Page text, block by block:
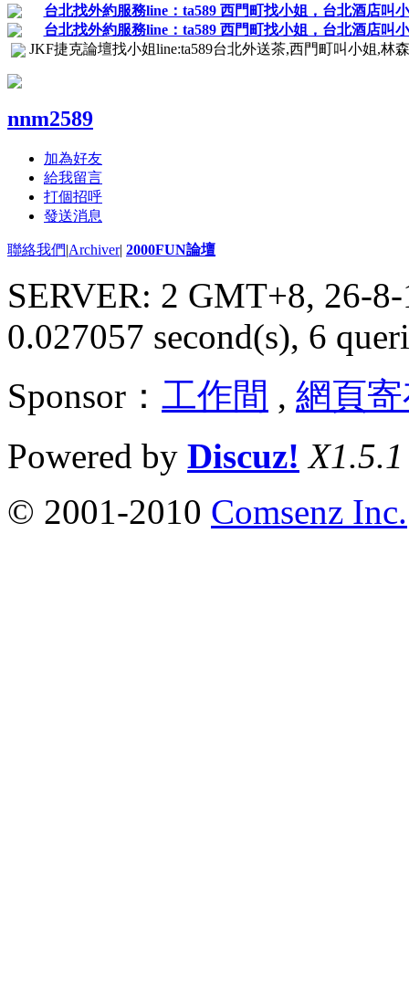
台北找外約服務line：ta589 西門町找小姐，台北酒店叫
台北找外約服務line：ta589 西門町找小姐，台北酒店叫
JKF捷克論壇找小姐line:ta589台北外送茶,西門町叫小姐,
nnm2589
加為好友
給我留言
打個招呼
發送消息
聯絡我們|Archiver| 2000FUN論壇
SERVER: 2 GMT+8, 26-
0.027057 second(s), 6
Sponsor： 工作間 , 網頁
Powered by Discuz! X1.5.1
© 2001-2010 Comsenz Inc.